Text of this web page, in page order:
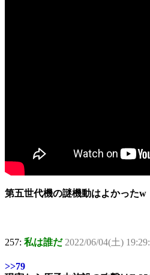
第五世代機の謎機動はよかったw
257: 私は誰だ 2022/06/04(土)
>>79